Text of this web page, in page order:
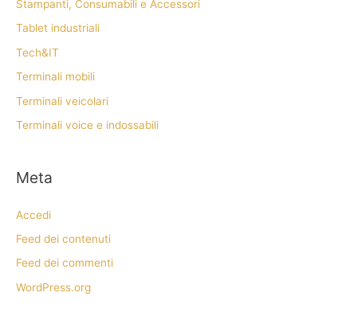
Stampanti, Consumabili e Accessori
Tablet industriali
Tech&IT
Terminali mobili
Terminali veicolari
Terminali voice e indossabili
Meta
Accedi
Feed dei contenuti
Feed dei commenti
WordPress.org